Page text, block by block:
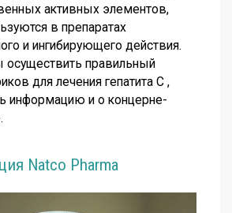
активных элементов,
в препаратах
и ингибирующего действия.
осуществить правильный
для лечения гепатита С ,
информацию и о концерне-
Natco Pharma